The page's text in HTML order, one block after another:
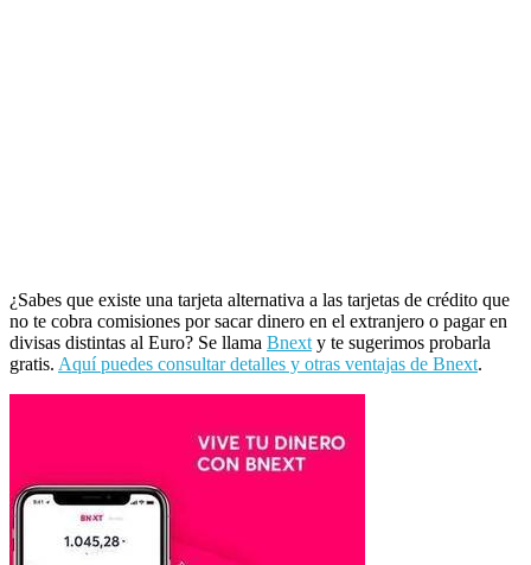
¿Sabes que existe una tarjeta alternativa a las tarjetas de crédito que
no te cobra comisiones por sacar dinero en el extranjero o pagar en
divisas distintas al Euro? Se llama Bnext y te sugerimos probarla
gratis. Aquí puedes consultar detalles y otras ventajas de Bnext.